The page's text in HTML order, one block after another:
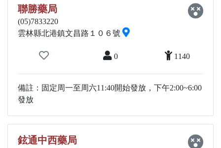
聯勝藥局
(05)7833220
雲林縣北港鎮文昌路１０６號
0 1140
備註：固定周一至周六11:40開始發放，下午2:00~6:00
發放
鉉通中西藥局